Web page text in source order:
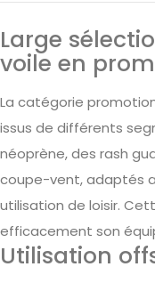
Large
voile en
La catégorie
issus de différents
néoprène, des rash
coupe-vent, adaptés
utilisation de loisir.
efficacement son
Utilisation